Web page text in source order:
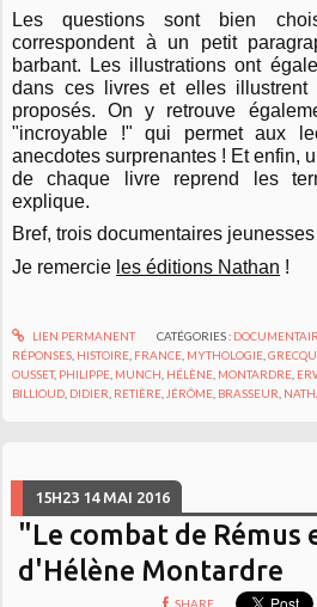
Les questions sont bien
correspondent à un petit
barbant. Les illustrations ont
dans ces livres et elles illustrent
proposés. On y retrouve
"incroyable !" qui permet aux
anecdotes surprenantes ! Et enfin,
de chaque livre reprend les
explique.
Bref, trois documentaires
Je remercie les éditions Nathan !
LIEN PERMANENT CATÉGORIES :
RÉPONSES HISTOIRE FRANCE MYTHOLOGIE ,
OUSSET, PHILIPPE MUNCH HÉLÈNE MONTARDRE
BILLIOUD DIDIER RETIÈRE JÉRÔME BRASSEUR
15H23 14 MAI 2016
"Le combat de Rémus
d'Hélène Montardre
SHARE